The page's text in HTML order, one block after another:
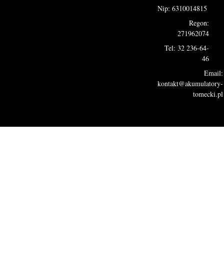
Nip: 6310014815
Regon:
271962074
Tel: 32 236-64-
46
Email:
kontakt@akumulatory-
tomecki.pl